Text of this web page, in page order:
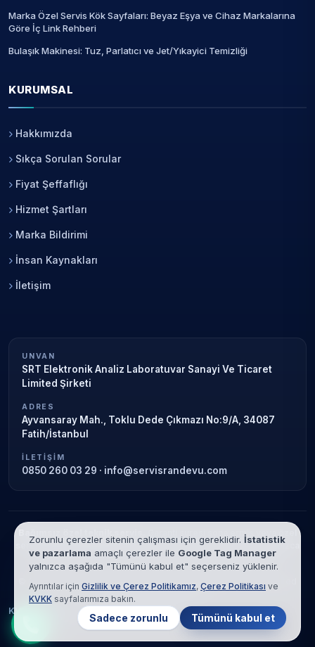
Marka Özel Servis Kök Sayfaları: Beyaz Eşya ve Cihaz Markalarına
Göre İç Link Rehberi
Bulaşık Makinesi: Tuz, Parlatıcı ve Jet/Yıkayici Temizliği
KURUMSAL
Hakkımızda
Sıkça Sorulan Sorular
Fiyat Şeffaflığı
Hizmet Şartları
Marka Bildirimi
İnsan Kaynakları
İletişim
UNVAN
SRT Elektronik Analiz Laboratuvar Sanayi Ve Ticaret
Limited Şirketi
ADRES
Ayvansaray Mah., Toklu Dede Çıkmazı No:9/A, 34087
Fatih/İstanbul
İLETIŞIM
0850 260 03 29 · info@servisrandevu.com
Garanti süresi sona ermiş veya özel
servis kapsamındaki cihazlar için hizmet verilir. Marka adları yalnızca
tanımlama amaçlıdır; yetkili servis ilişkisi bulunmamaktadır.
© 2026 SRT Elektronik Analiz Laboratuvar Sanayi Ve Ticaret Limited
Şirketi. Tüm hakları saklıdır.
KVKK
Çerez Politikası Hizmet Şartları
Zorunlu çerezler sitenin çalışması için gereklidir. İstatistik
ve pazarlama amaçlı çerezler ile Google Tag Manager
yalnızca aşağıda "Tümünü kabul et" seçerseniz yüklenir.
Ayrıntılar için Gizlilik ve Çerez Politikamız, Çerez Politikası ve
KVKK sayfalarımıza bakın.
Sadece zorunlu Tümünü kabul et